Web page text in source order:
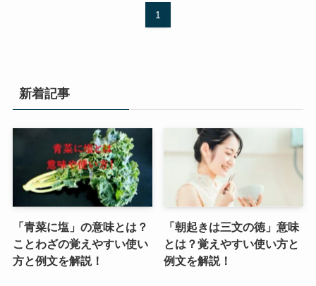
1
新着記事
「青菜に塩」の意味とは？
ことわざの覚えやすい使い
方と例文を解説！
「朝起きは三文の徳」意味
とは？覚えやすい使い方と
例文を解説！